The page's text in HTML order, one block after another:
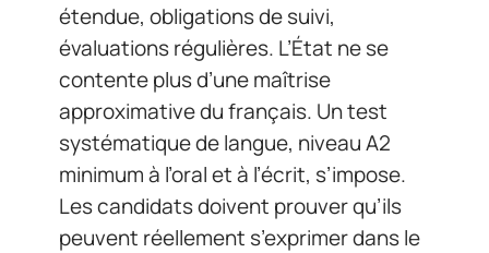
étendue, obligations de suivi,
évaluations régulières. L’État ne se
contente plus d’une maîtrise
approximative du français. Un test
systématique de langue, niveau A2
minimum à l’oral et à l’écrit, s’impose.
Les candidats doivent prouver qu’ils
peuvent réellement s’exprimer dans le